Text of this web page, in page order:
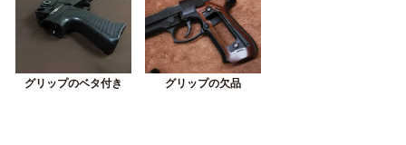
グリップのベタ付き グリップの欠品